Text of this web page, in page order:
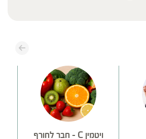
ויטמין C – חבר לחורף